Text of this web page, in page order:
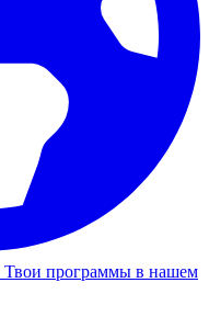
Твои программы в нашем